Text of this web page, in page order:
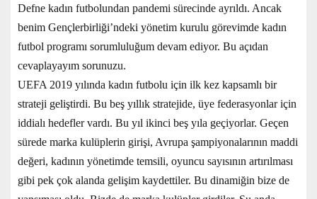
Defne kadın futbolundan pandemi sürecinde ayrıldı. Ancak
benim Gençlerbirliği’ndeki yönetim kurulu görevimde kadın
futbol programı sorumluluğum devam ediyor. Bu açıdan
cevaplayayım sorunuzu.
UEFA 2019 yılında kadın futbolu için ilk kez kapsamlı bir
strateji geliştirdi. Bu beş yıllık stratejide, üye federasyonlar için
iddialı hedefler vardı. Bu yıl ikinci beş yıla geçiyorlar. Geçen
sürede marka kulüplerin girişi, Avrupa şampiyonalarının maddi
değeri, kadının yönetimde temsili, oyuncu sayısının artırılması
gibi pek çok alanda gelişim kaydettiler. Bu dinamiğin bize de